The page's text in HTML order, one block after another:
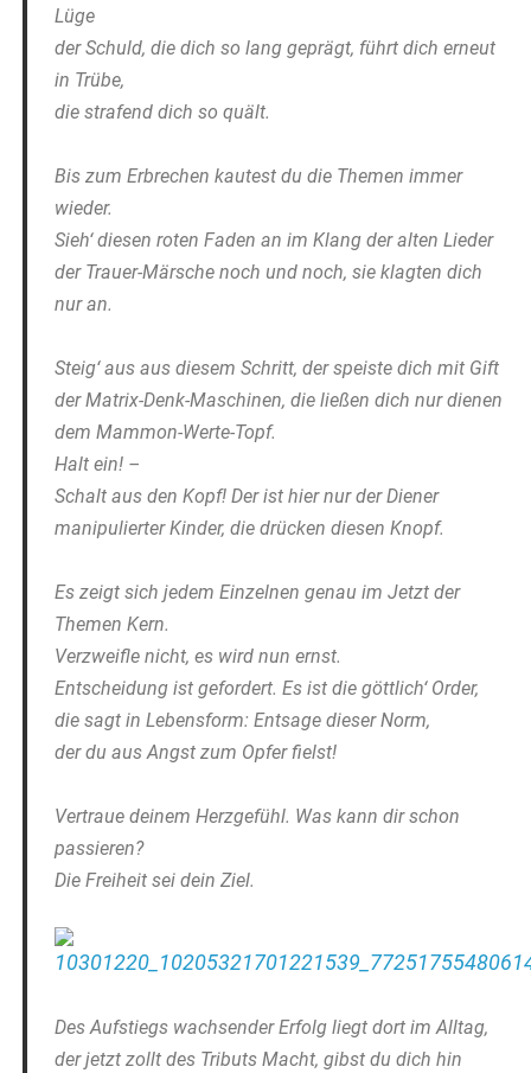
Lüge
der Schuld, die dich so lang geprägt, führt dich erneut
in Trübe,
die strafend dich so quält.
Bis zum Erbrechen kautest du die Themen immer
wieder.
Sieh‘ diesen roten Faden an im Klang der alten Lieder
der Trauer-Märsche noch und noch, sie klagten dich
nur an.
Steig‘ aus aus diesem Schritt, der speiste dich mit Gift
der Matrix-Denk-Maschinen, die ließen dich nur dienen
dem Mammon-Werte-Topf.
Halt ein! –
Schalt aus den Kopf! Der ist hier nur der Diener
manipulierter Kinder, die drücken diesen Knopf.
Es zeigt sich jedem Einzelnen genau im Jetzt der
Themen Kern.
Verzweifle nicht, es wird nun ernst.
Entscheidung ist gefordert. Es ist die göttlich‘ Order,
die sagt in Lebensform: Entsage dieser Norm,
der du aus Angst zum Opfer fielst!
Vertraue deinem Herzgefühl. Was kann dir schon
passieren?
Die Freiheit sei dein Ziel.
Des Aufstiegs wachsender Erfolg liegt dort im Alltag,
der jetzt zollt des Tributs Macht, gibst du dich hin